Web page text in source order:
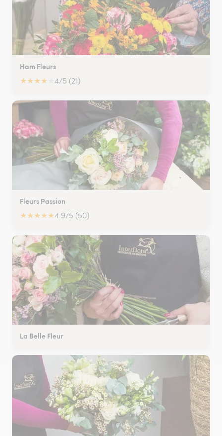
Ham Fleurs
★★★★ 4/5 (21)
Fleurs Passion
★★★★★4.9/5 (50)
La Belle Fleur